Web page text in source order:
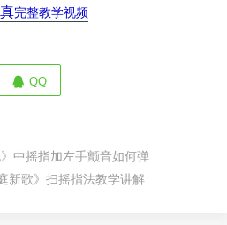
完整教学视频
QQ
中摇指加左手颤音如何弹
新歌》扫摇指法教学讲解